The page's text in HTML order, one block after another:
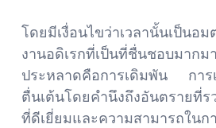
โดยมีเงื่อนไขว่าเวลานั้นเป็นอ
งานอดิเรกที่เป็นที่ชื่นชอบมากม
ประหลาดคือการเดิมพัน การ
ตื่นเต้นโดยคำนึงถึงอันตรายที่
ที่ดีเยี่ยมและความสามารถในก